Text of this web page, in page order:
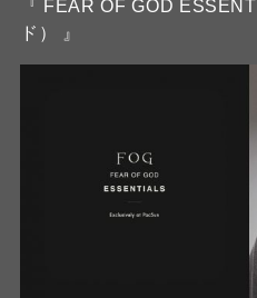
『 FEAR OF GOD
ド） 』